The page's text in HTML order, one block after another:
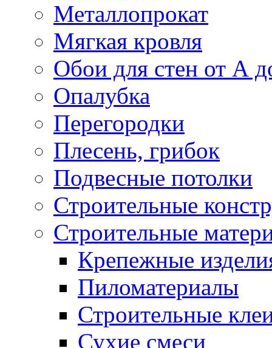
Металлопрокат
Мягкая кровля
Обои для стен от А
Опалубка
Перегородки
Плесень, грибок
Подвесные потолки
Строительные
Строительные
Крепежные
Пиломатериалы
Строительные
Сухие смеси